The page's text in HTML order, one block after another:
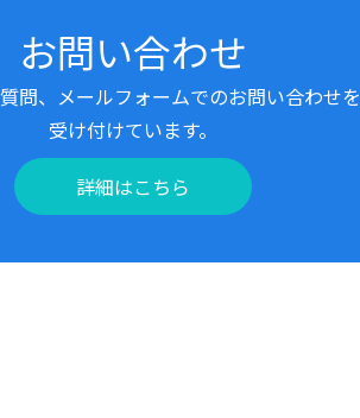
お問い合わせ
問、メールフォームでのお問い合わせを
受け付けています。
詳細はこちら